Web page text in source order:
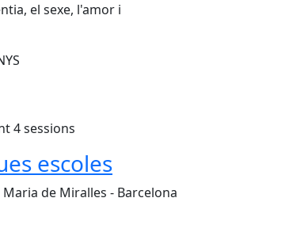
el sexe, l'amor i
4 sessions
escoles
de Miralles - Barcelona